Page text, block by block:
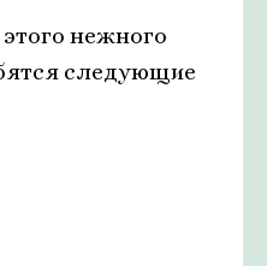
нежного
следующие